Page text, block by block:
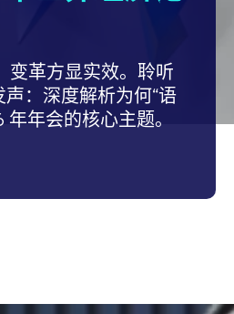
变革方显实效。聆听
：深度解析为何“语
年年会的核心主题。